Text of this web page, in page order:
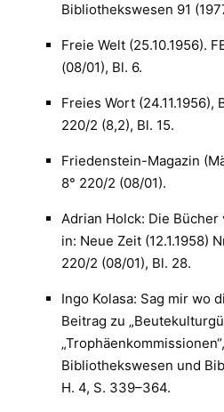
Bibliothekswesen 91
Freie Welt (25.10.1956).
(08/01), Bl. 6.
Freies Wort (24.11.1956),
220/2 (8,2), Bl. 15.
Friedenstein-Magazin
8° 220/2 (08/01).
Adrian Holck: Die
in: Neue Zeit (12.1.1958)
220/2 (08/01), Bl. 28.
Ingo Kolasa: Sag mir wo
Beitrag zu
Bibliothekswesen und
H. 4, S. 339–364.